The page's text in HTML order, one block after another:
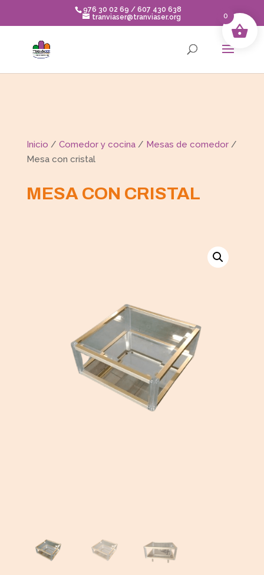
content
976 30 02 69 / 607 430 638
tranviaser@tranviaser.org
Inicio / Comedor y cocina/ Mesas de comedor/
Mesa con cristal
MESA CON CRISTAL
0